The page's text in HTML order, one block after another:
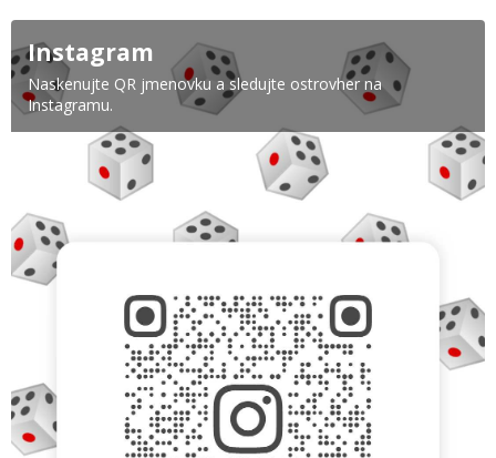
Instagram
Naskenujte QR jmenovku a sledujte ostrovher na
Instagramu.